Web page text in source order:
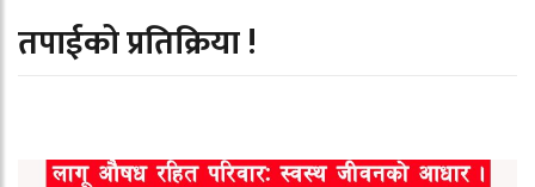
तपाईको प्रतिक्रिया !